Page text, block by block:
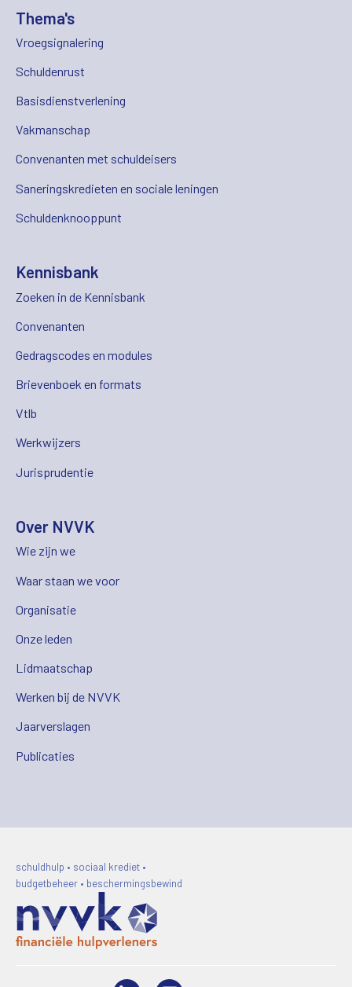
Thema's
Vroegsignalering
Schuldenrust
Basisdienstverlening
Vakmanschap
Convenanten met schuldeisers
Saneringskredieten en sociale leningen
Schuldenknooppunt
Kennisbank
Zoeken in de Kennisbank
Convenanten
Gedragscodes en modules
Brievenboek en formats
Vtlb
Werkwijzers
Jurisprudentie
Over NVVK
Wie zijn we
Waar staan we voor
Organisatie
Onze leden
Lidmaatschap
Werken bij de NVVK
Jaarverslagen
Publicaties
schuldhulp • sociaal krediet •
budgetbeheer • beschermingsbewind